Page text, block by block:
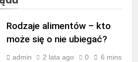
Rodzaje alimentów – kto
może się o nie ubiegać?
admin 2 lata ago 0 6 mins